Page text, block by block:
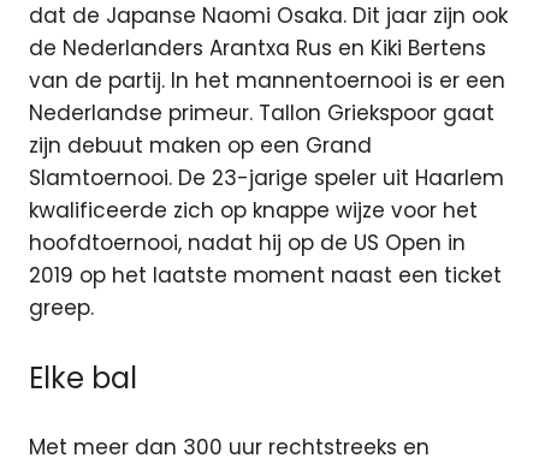
dat de Japanse Naomi Osaka. Dit jaar zijn ook
de Nederlanders Arantxa Rus en Kiki Bertens
van de partij. In het mannentoernooi is er een
Nederlandse primeur. Tallon Griekspoor gaat
zijn debuut maken op een Grand
Slamtoernooi. De 23-jarige speler uit Haarlem
kwalificeerde zich op knappe wijze voor het
hoofdtoernooi, nadat hij op de US Open in
2019 op het laatste moment naast een ticket
greep.
Elke bal
Met meer dan 300 uur rechtstreeks en